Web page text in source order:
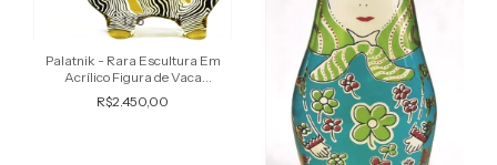
1/5
Palatnik - Rara Escultura Em
Acrílico Figura de Vaca
Holandesa, Assinada, Arte
R$2.450,00